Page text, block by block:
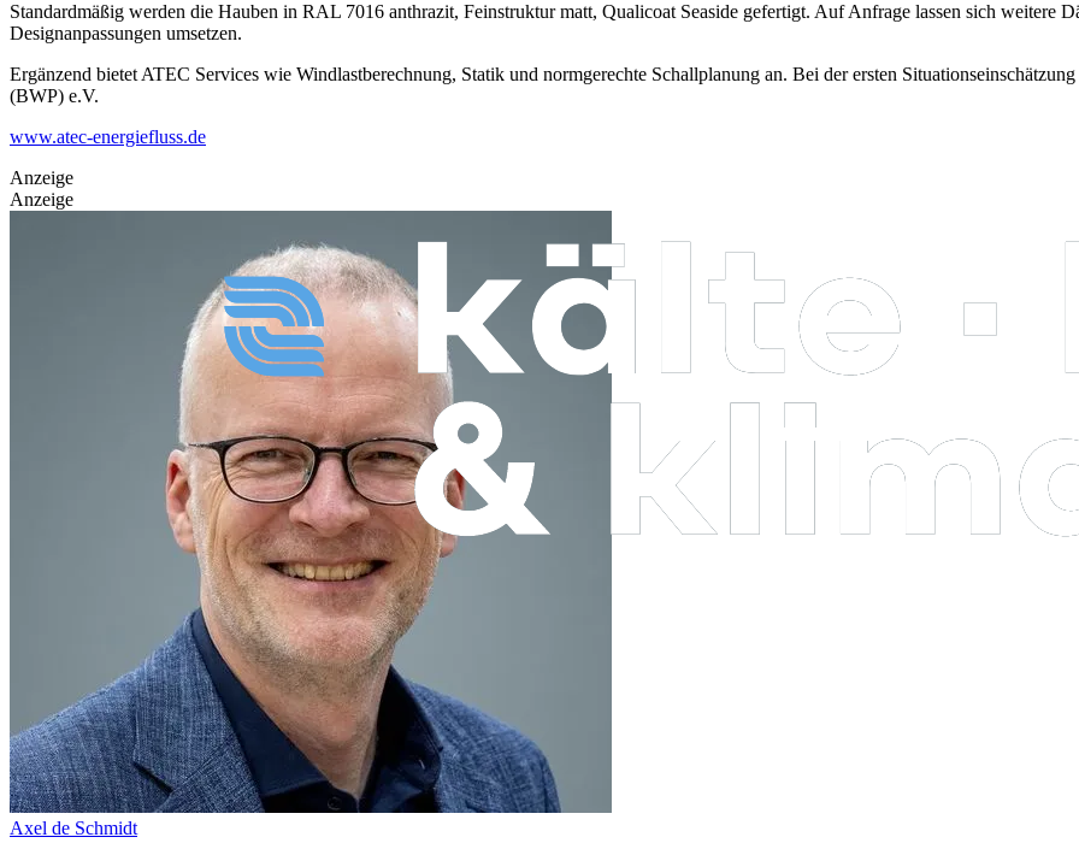
Standardmäßig werden die Hauben in RAL 7016 anthrazit, Feinstruktur matt, Qualicoat Seaside gefertigt. Auf Anfrage lassen sich weitere
Designanpassungen umsetzen.
Ergänzend bietet ATEC Services wie Windlastberechnung, Statik und normgerechte Schallplanung an. Bei der ersten
(BWP) e.V.
www.atec-energiefluss.de
Anzeige
Anzeige
Axel de Schmidt